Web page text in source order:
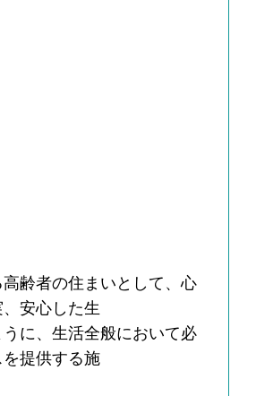
齢者の住まいとして、心
安心した生
に、生活全般において必
提供する施